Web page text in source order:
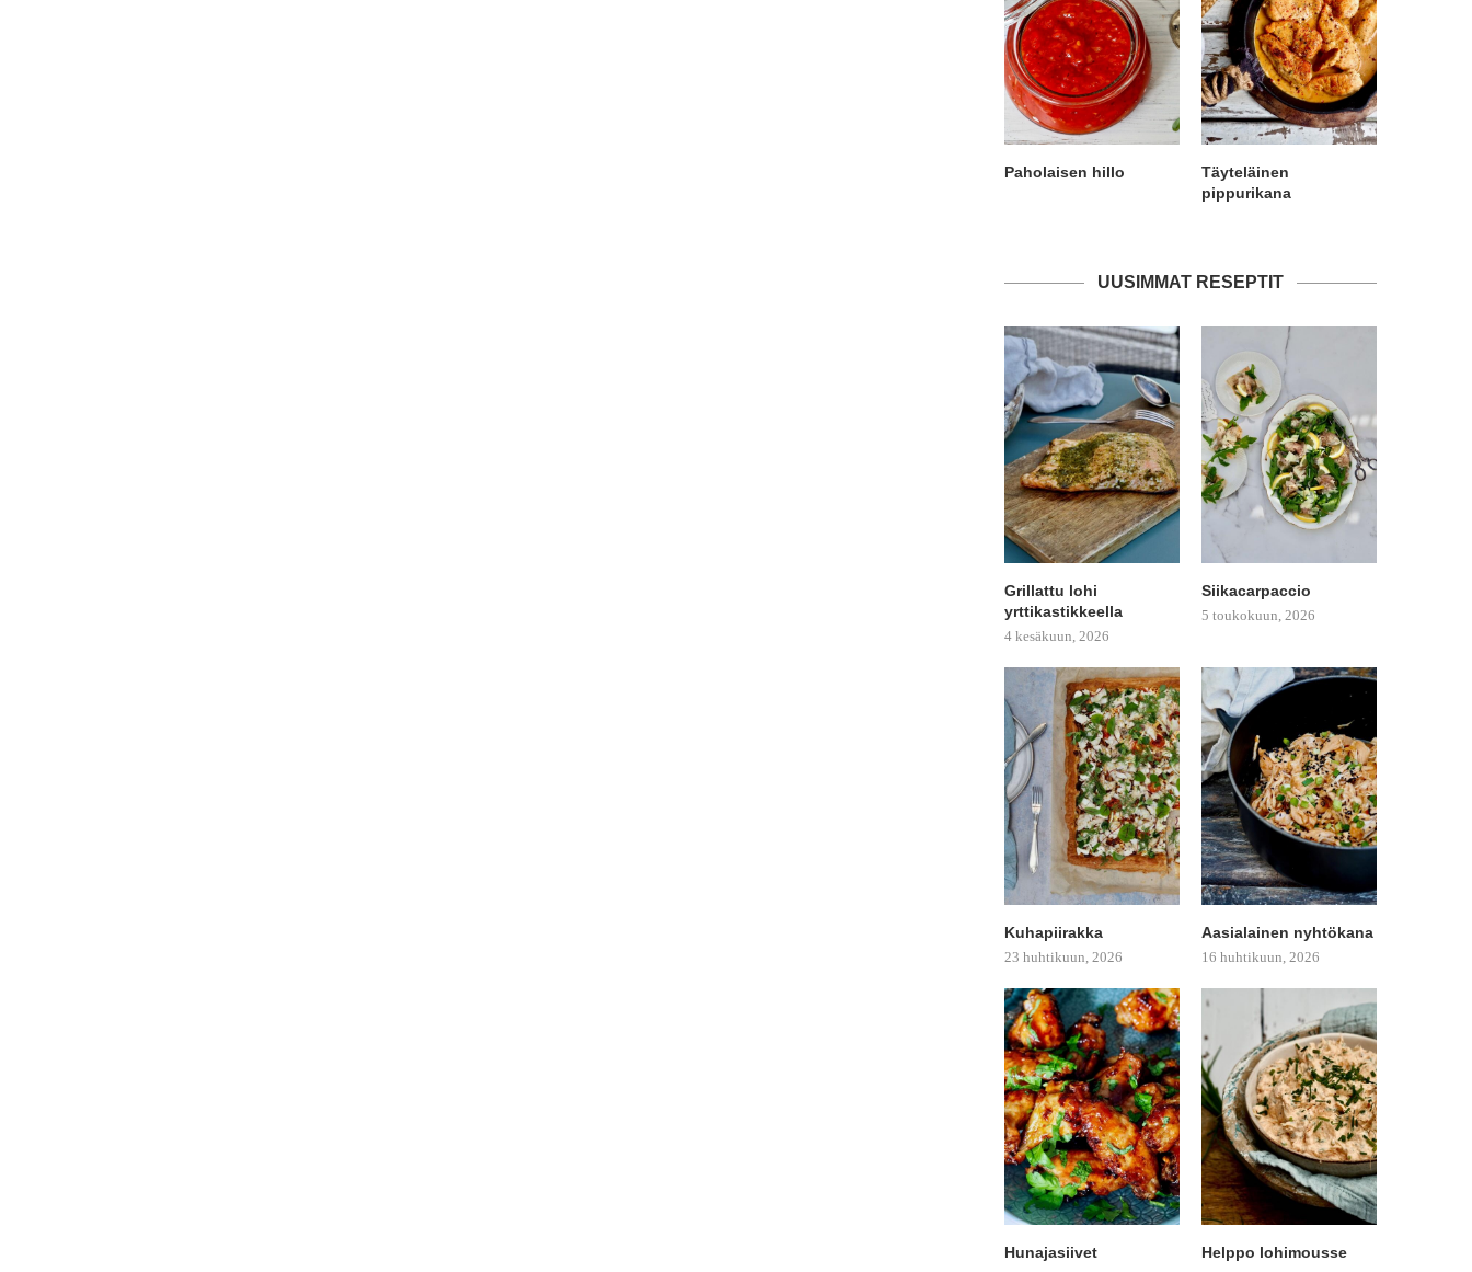
Paholaisen hillo
Täyteläinen
pippurikana
UUSIMMAT RESEPTIT
Grillattu lohi
yrttikastikkeella
4 kesäkuun, 2026
Siikacarpaccio
5 toukokuun, 2026
Kuhapiirakka
23 huhtikuun, 2026
Aasialainen nyhtökana
16 huhtikuun, 2026
Hunajasiivet Helppo lohimousse